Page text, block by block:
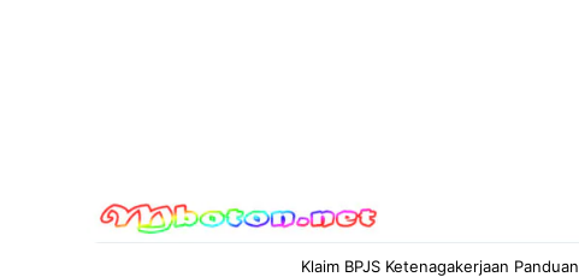
Klaim BPJS Ketenagakerjaan